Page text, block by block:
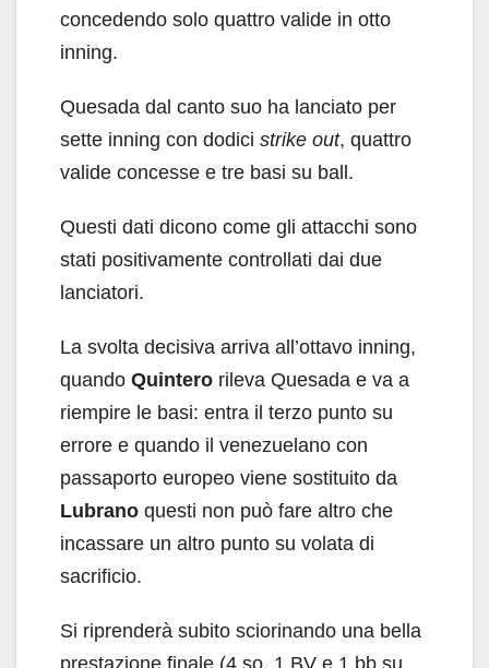
concedendo solo quattro valide in otto
inning.
Quesada dal canto suo ha lanciato per
sette inning con dodici strike out, quattro
valide concesse e tre basi su ball.
Questi dati dicono come gli attacchi sono
stati positivamente controllati dai due
lanciatori.
La svolta decisiva arriva all’ottavo inning,
quando Quintero rileva Quesada e va a
riempire le basi: entra il terzo punto su
errore e quando il venezuelano con
passaporto europeo viene sostituito da
Lubrano questi non può fare altro che
incassare un altro punto su volata di
sacrificio.
Si riprenderà subito sciorinando una bella